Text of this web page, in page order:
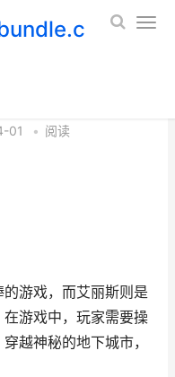
01 • 阅读
游戏，而艾丽斯则是
游戏中，玩家需要操
越神秘的地下城市，